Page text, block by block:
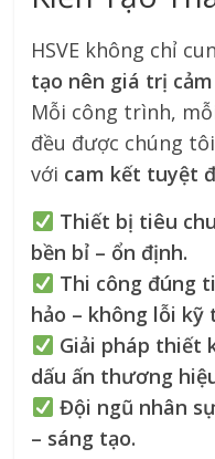
HSVE không chỉ
tạo nên giá trị
Mỗi công trình,
đều được chúng
với cam kết tuyệt
Thiết bị tiêu
bền bỉ – ổn định.
Thi công đúng
hảo – không lỗi kỹ
Giải pháp thiết
dấu ấn thương
Đội ngũ nhân
– sáng tạo.